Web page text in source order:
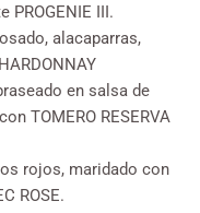
PROGENIE III.
alacaparras,
en salsa de
TOMERO RESERVA
rojos, maridado con
ROSE.